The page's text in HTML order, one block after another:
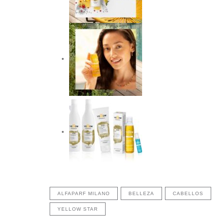
ALFAPARF MILANO BELLEZA CABELLOS
YELLOW STAR